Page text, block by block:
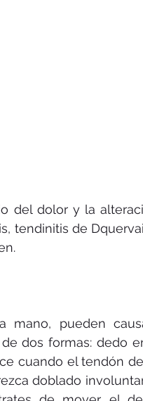
del dolor y la
tendinitis de
pueden
dos formas: dedo
cuando el tendón
doblado